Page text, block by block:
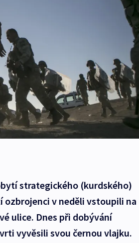
strategického (kurdského)
ozbrojenci v neděli vstoupili na
ulice. Dnes při dobývání
vyvěsili svou černou vlajku.